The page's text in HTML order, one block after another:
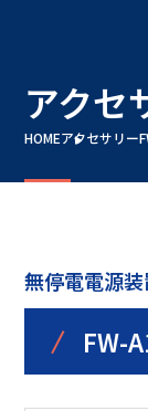
アクセ
HOMEアクセサリー
無停電電源装
/ FW-